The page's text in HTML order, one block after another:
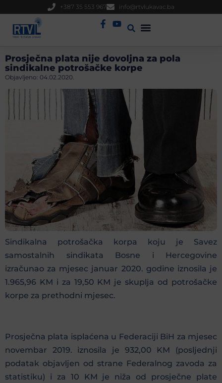
+387 35 553 967 info@rtvlukavac.ba
Prosječna plata nije dovoljna za pola
sindikalne potrošačke korpe
Objavljeno: 04.02.2020.
Sindikalna potrošačka korpa koju je Savez
samostalnih sindikata Bosne i Hercegovine
izračunao za mjesec januar 2020. godine iznosila je
1.965,96 KM i za 19,50 KM je skuplja od potrošačke
korpe za prethodni mjesec.
Prosječna plata isplaćena u Federaciji BiH za mjesec
novembar 2019. iznosila je 932,00 KM (posljednji
podatak objavljen od strane Federalnog zavoda za
statistiku) i za 10 KM je niža od prosječne plate